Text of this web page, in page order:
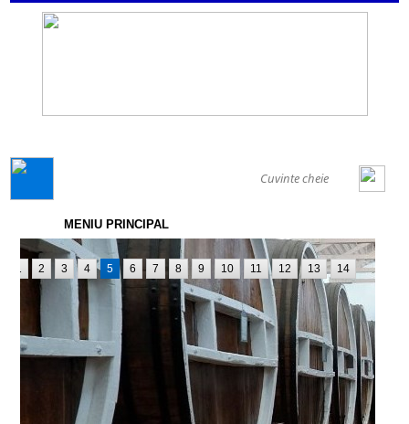
MENIU PRINCIPAL
1 2 3 4 5 6 7 8 9 10 11 12 13 14